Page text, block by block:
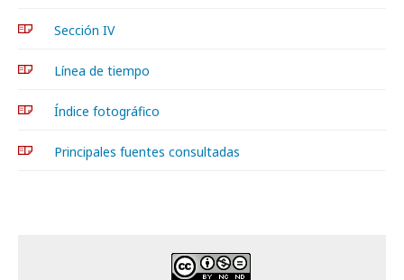
Sección IV
Línea de tiempo
Índice fotográfico
Principales fuentes consultadas